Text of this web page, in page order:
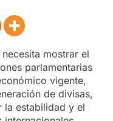
mostrar el
parlamentarias
vigente,
de divisas,
la estabilidad y el